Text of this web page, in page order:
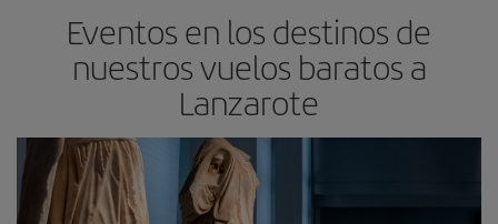
Eventos en los destinos de
nuestros vuelos baratos a
Lanzarote